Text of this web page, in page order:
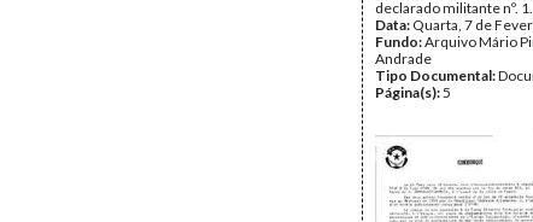
declarado militante nº. 1.
Data: Quarta, 7 de
Fundo:Arquivo Mário
Andrade
Tipo Documental:
Página(s):5